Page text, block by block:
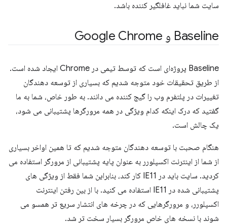
سایت شما نباید غافلگیر کننده باشد.
Baseline و Google Chrome
Baseline پروژه‌ای است که توسط تیمی در Chrome ایجاد شده است.
از طریق تحقیقات خود متوجه شدیم که بسیاری از توسعه دهندگان
تغییرات در پلتفرم وب را گیج کننده می دانند. به طور خاص، شما به ما
گفتید که درک اینکه کدام ویژگی در همه مرورگرها پشتیبانی می شود،
یک چالش است.
هنگام صحبت با توسعه دهندگان متوجه شدیم که تا همین اواخر بسیاری
از شما از اینترنت اکسپلورر به عنوان پایه پشتیبانی از مرورگر استفاده می
کردید. سایت باید در IE11 کار کند، بنابراین شما فقط از ویژگی های
پشتیبانی شده در IE11 استفاده می کنید. با از بین رفتن اینترنت
اکسپلورر، و مرورگرهایی که در چرخه های انتشار سریع تر همسو می
شوند با نسخه های خاص مرورگر بسیار سخت تر شد.